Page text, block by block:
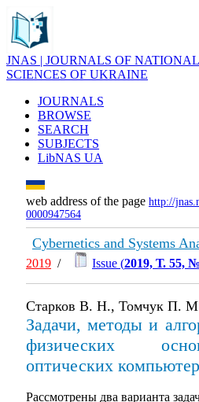
JNAS | JOURNALS OF
SCIENCES OF UKRAINE
JOURNALS
BROWSE
SEARCH
SUBJECTS
LibNAS UA
web address of the page http://
0000947564
Cybernetics and Systems
2019 / Issue (2019, Т. 55,
Старков В. Н., Томчук П.
Задачи, методы и
физических
оптических
Рассмотрены два варианта